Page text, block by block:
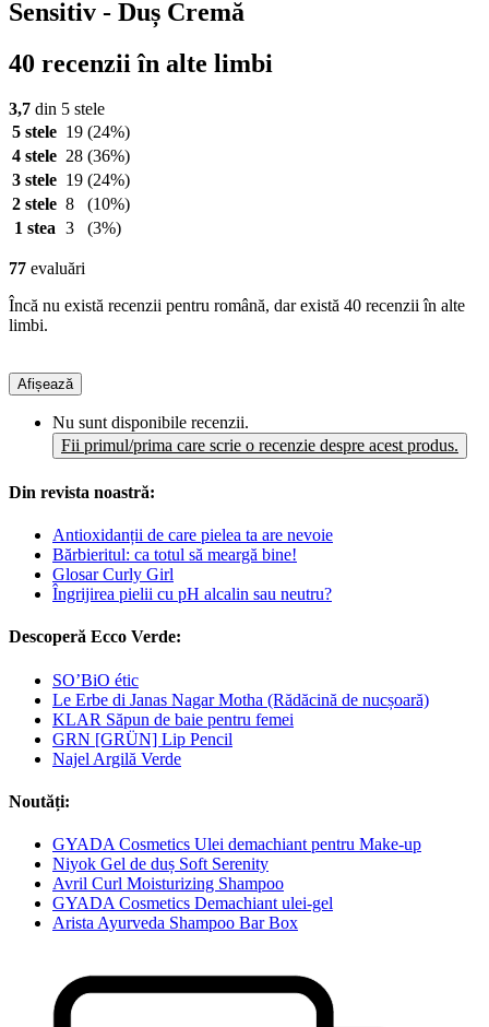
Sensitiv - Duș Cremă
40 recenzii în alte limbi
3,7 din 5 stele
5 stele 19 (24%)
4 stele 28 (36%)
3 stele 19 (24%)
2 stele 8
(10%)
1 stea 3 (3%)
77 evaluări
Încă nu există recenzii pentru română, dar există 40 recenzii în alte
limbi.
Afișează
Nu sunt disponibile recenzii.
Fii primul/prima care scrie o recenzie despre acest produs.
Din revista noastră:
Antioxidanții de care pielea ta are nevoie
Bărbieritul: ca totul să meargă bine!
Glosar Curly Girl
Îngrijirea pielii cu pH alcalin sau neutru?
Descoperă Ecco Verde:
SO’BiO étic
Le Erbe di Janas Nagar Motha (Rădăcină de nucșoară)
KLAR Săpun de baie pentru femei
GRN [GRÜN] Lip Pencil
Najel Argilă Verde
Noutăți:
GYADA Cosmetics Ulei demachiant pentru Make-up
Niyok Gel de duș Soft Serenity
Avril Curl Moisturizing Shampoo
GYADA Cosmetics Demachiant ulei-gel
Arista Ayurveda Shampoo Bar Box